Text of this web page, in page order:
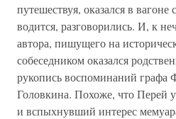
путешествуя, оказался в
водится, разговорились. И, к
автора, пишущего на
собеседником оказался
рукопись воспоминаний графа
Головкина. Похоже, что Перей
и вспыхнувший интерес